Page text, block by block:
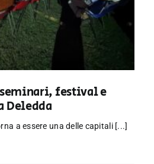
seminari, festival e
Deledda
a essere una delle capitali [...]